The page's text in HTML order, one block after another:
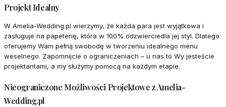
Projekt Idealny
W Amelia-Wedding.pl wierzymy, że każda para jest wyjątkowa i
zasługuje na papeterię, która w 100% odzwierciedla jej styl. Dlatego
oferujemy Wam pełną swobodę w tworzeniu idealnego menu
weselnego. Zapomnijcie o ograniczeniach – u nas to Wy jesteście
projektantami, a my służymy pomocą na każdym etapie.
Nieograniczone Możliwości Projektowe z Amelia-
Wedding.pl